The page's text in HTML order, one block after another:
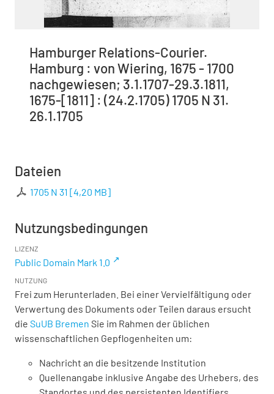
Hamburger Relations-Courier.
Hamburg : von Wiering, 1675 - 1700
nachgewiesen; 3.1.1707-29.3.1811,
1675-[1811] : (24.2.1705) 1705 N 31.
26.1.1705
Dateien
1705 N 31 [4,20 MB]
Nutzungsbedingungen
LIZENZ
Public Domain Mark 1.0
NUTZUNG
Frei zum Herunterladen. Bei einer Vervielfältigung oder
Verwertung des Dokuments oder Teilen daraus ersucht
die SuUB Bremen Sie im Rahmen der üblichen
wissenschaftlichen Gepflogenheiten um:
Nachricht an die besitzende Institution
Quellenangabe inklusive Angabe des Urhebers, des